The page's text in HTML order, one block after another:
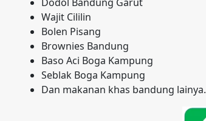
Wajit Cililin
Bolen Pisang
Brownies Bandung
Baso Aci Boga Kampung
Seblak Boga Kampung
Dan makanan khas bandung lainya.